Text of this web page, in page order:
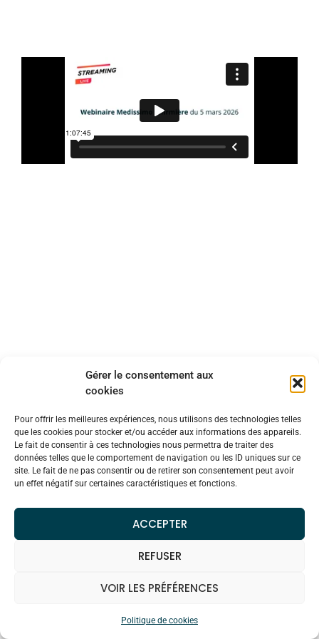
Gérer le consentement aux
cookies
Pour offrir les meilleures expériences, nous utilisons des technologies telles
que les cookies pour stocker et/ou accéder aux informations des appareils.
Le fait de consentir à ces technologies nous permettra de traiter des
données telles que le comportement de navigation ou les ID uniques sur ce
site. Le fait de ne pas consentir ou de retirer son consentement peut avoir
un effet négatif sur certaines caractéristiques et fonctions.
ACCEPTER
REFUSER
VOIR LES PRÉFÉRENCES
Politique de cookies